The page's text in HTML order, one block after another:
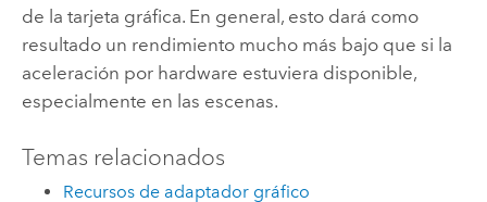
de la tarjeta gráfica. En general, esto dará como
resultado un rendimiento mucho más bajo que si la
aceleración por hardware estuviera disponible,
especialmente en las escenas.
Temas relacionados
Recursos de adaptador gráfico